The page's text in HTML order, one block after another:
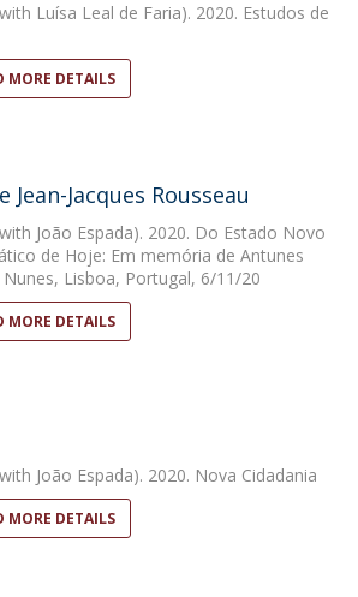
Luísa Leal de Faria). 2020. Estudos de
MORE DETAILS
Jean-Jacques Rousseau
João Espada). 2020. Do Estado Novo
de Hoje: Em memória de Antunes
Nunes, Lisboa, Portugal, 6/11/20
MORE DETAILS
João Espada). 2020. Nova Cidadania
MORE DETAILS